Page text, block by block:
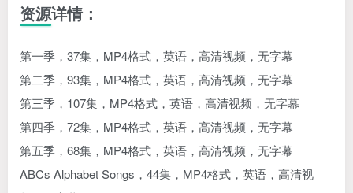
资源详情：
第一季，37集，MP4格式，英语，高清视频，无字幕
第二季，93集，MP4格式，英语，高清视频，无字幕
第三季，107集，MP4格式，英语，高清视频，无字幕
第四季，72集，MP4格式，英语，高清视频，无字幕
第五季，68集，MP4格式，英语，高清视频，无字幕
ABCs Alphabet Songs，44集，MP4格式，英语，高清视